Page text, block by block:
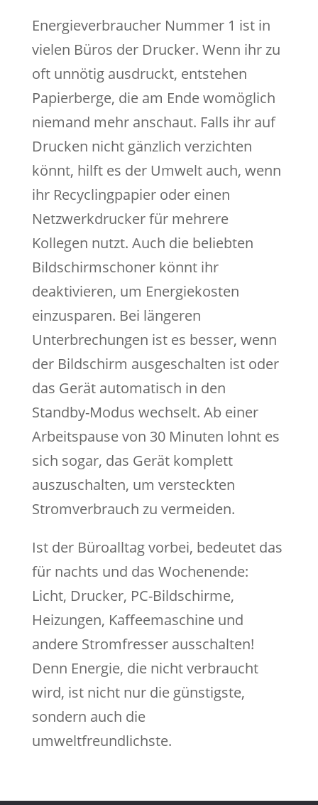
Energieverbraucher Nummer 1 ist in
vielen Büros der Drucker. Wenn ihr zu
oft unnötig ausdruckt, entstehen
Papierberge, die am Ende womöglich
niemand mehr anschaut. Falls ihr auf
Drucken nicht gänzlich verzichten
könnt, hilft es der Umwelt auch, wenn
ihr Recyclingpapier oder einen
Netzwerkdrucker für mehrere
Kollegen nutzt. Auch die beliebten
Bildschirmschoner könnt ihr
deaktivieren, um Energiekosten
einzusparen. Bei längeren
Unterbrechungen ist es besser, wenn
der Bildschirm ausgeschalten ist oder
das Gerät automatisch in den
Standby-Modus wechselt. Ab einer
Arbeitspause von 30 Minuten lohnt es
sich sogar, das Gerät komplett
auszuschalten, um versteckten
Stromverbrauch zu vermeiden.
Ist der Büroalltag vorbei, bedeutet das
für nachts und das Wochenende:
Licht, Drucker, PC-Bildschirme,
Heizungen, Kaffeemaschine und
andere Stromfresser ausschalten!
Denn Energie, die nicht verbraucht
wird, ist nicht nur die günstigste,
sondern auch die
umweltfreundlichste.